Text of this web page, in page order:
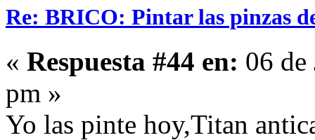
Re: BRICO: Pintar las pinzas
« Respuesta #44 en: 06
pm »
Yo las pinte hoy,Titan